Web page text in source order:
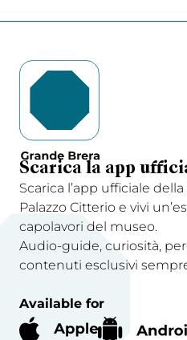
Scarica la app
Scarica l’app ufficiale
Palazzo Citterio e vivi
capolavori del museo.
Audio-guide, curiosità,
contenuti esclusivi
Available for